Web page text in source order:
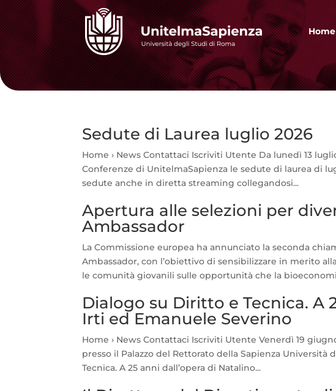
Home
Sedute di Laurea luglio 2026
Home › News Contattaci Iscriviti Utente Da lunedì 13
Conferenze di UnitelmaSapienza le sedute di laurea di
sedute anche in diretta streaming collegandosi...
Apertura alle selezioni per
Ambassador
La Commissione europea ha annunciato la seconda
Ambassador, con l’obiettivo di sensibilizzare in merito
le comunità giovanili sulle opportunità che la
Dialogo su Diritto e Tecnica. A
Irti ed Emanuele Severino
Home › News Contattaci Iscriviti Utente Venerdì 19
presso il Palazzo del Rettorato della Sapienza Università
Tecnica. A 25 anni dall’opera di Natalino...